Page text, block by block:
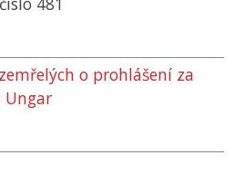
o prohlášení za
Ungar